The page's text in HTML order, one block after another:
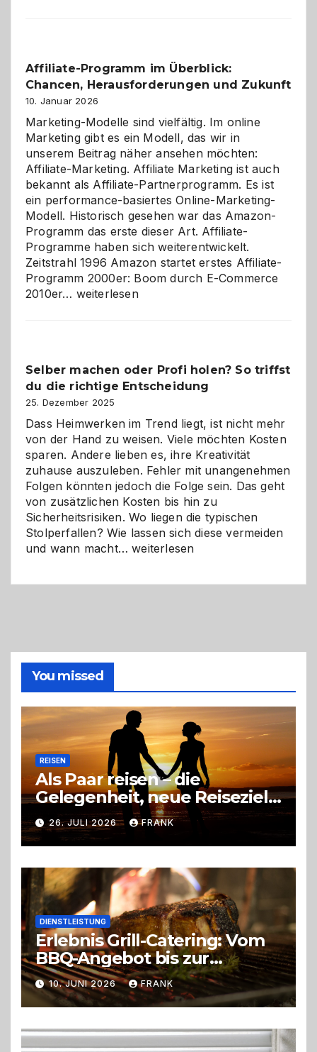
Affiliate-Programm im Überblick:
Chancen, Herausforderungen und Zukunft
10. Januar 2026
Marketing-Modelle sind vielfältig. Im online
Marketing gibt es ein Modell, das wir in
unserem Beitrag näher ansehen möchten:
Affiliate-Marketing. Affiliate Marketing ist auch
bekannt als Affiliate-Partnerprogramm. Es ist
ein performance-basiertes Online-Marketing-
Modell. Historisch gesehen war das Amazon-
Programm das erste dieser Art. Affiliate-
Programme haben sich weiterentwickelt.
Zeitstrahl 1996 Amazon startet erstes Affiliate-
Programm 2000er: Boom durch E-Commerce
2010er… Affiliate-
Herausforderungen
und
Zukunft
weiterlesen
Selber machen oder Profi holen? So triffst
du die richtige Entscheidung
25. Dezember 2025
Dass Heimwerken im Trend liegt, ist nicht mehr
von der Hand zu weisen. Viele möchten Kosten
sparen. Andere lieben es, ihre Kreativität
zuhause auszuleben. Fehler mit unangenehmen
Folgen könnten jedoch die Folge sein. Das geht
von zusätzlichen Kosten bis hin zu
Sicherheitsrisiken. Wo liegen die typischen
Stolperfallen? Wie lassen sich diese vermeiden
und wann macht…Selber
du
richtige
Entscheidung
weiterlesen
You missed
REISEN
Als Paar reisen – die
Gelegenheit, neue Reiseziele
zu entdecken
26. JULI 2026 FRANK
DIENSTLEISTUNG
Erlebnis Grill-Catering: Vom
BBQ-Angebot bis zur
perfekten Eventorganisation
Trend zu Outdoor-Events,
Erlebnisgastronomie und
Live-Cooking
10. JUNI 2026 FRANK